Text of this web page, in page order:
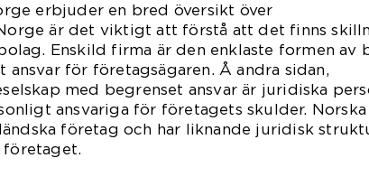
erbjuder en bred översikt över
är det viktigt att förstå att det finns
Enskild firma är den enklaste formen av
för företagsägaren. Å andra sidan,
med begrenset ansvar är juridiska
ansvariga för företagets skulder. Norska
företag och har liknande juridisk